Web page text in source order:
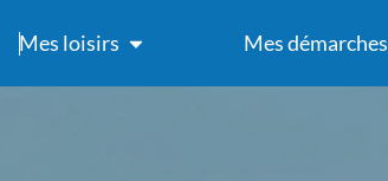
Mes loisirs Mes démarches